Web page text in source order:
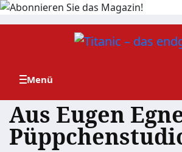
Zum
Aus Eugen